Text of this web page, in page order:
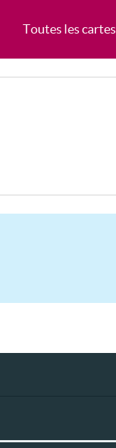
Toutes les cartes